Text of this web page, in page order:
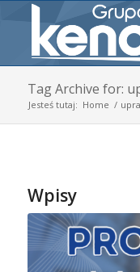
Tag Archive for:
Jesteś tutaj: Home /
Wpisy